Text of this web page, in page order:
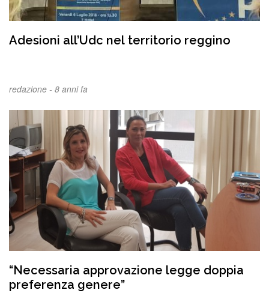
Adesioni all’Udc nel territorio reggino
redazione - 8 anni fa
“Necessaria approvazione legge doppia
preferenza genere”